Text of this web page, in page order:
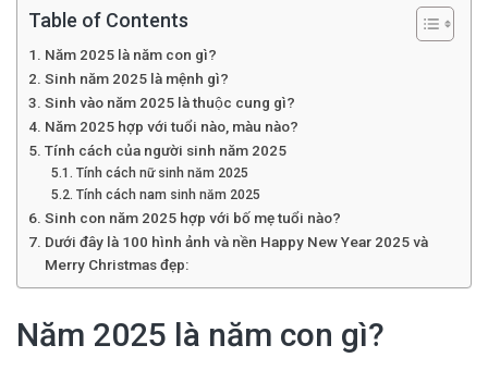
Table of Contents
Năm 2025 là năm con gì?
Sinh năm 2025 là mệnh gì?
Sinh vào năm 2025 là thuộc cung gì?
Năm 2025 hợp với tuổi nào, màu nào?
Tính cách của người sinh năm 2025
Tính cách nữ sinh năm 2025
Tính cách nam sinh năm 2025
Sinh con năm 2025 hợp với bố mẹ tuổi nào?
Dưới đây là 100 hình ảnh và nền Happy New Year 2025 và
Merry Christmas đẹp:
Năm 2025 là năm con gì?